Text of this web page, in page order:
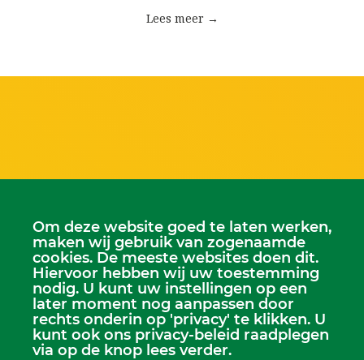
Lees meer →
Scriba
Dhr. Leen Kruithof
scriba@kerkheerjansdam.nl
Om deze website goed te laten werken,
maken wij gebruik van zogenaamde
cookies. De meeste websites doen dit.
Hiervoor hebben wij uw toestemming
nodig. U kunt uw instellingen op een
later moment nog aanpassen door
rechts onderin op 'privacy' te klikken. U
kunt ook ons privacy-beleid raadplegen
via op de knop lees verder.